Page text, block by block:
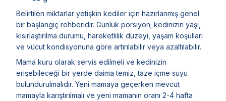
Belirtilen miktarlar yetişkin kediler için hazırlanmış genel
bir başlangıç rehberidir. Günlük porsiyon; kedinizin yaşı,
kısırlaştırılma durumu, hareketlilik düzeyi, yaşam koşulları
ve vücut kondisyonuna göre artırılabilir veya azaltılabilir.
Mama kuru olarak servis edilmeli ve kedinizin
erişebileceği bir yerde daima temiz, taze içme suyu
bulundurulmalıdır. Yeni mamaya geçerken mevcut
mamayla karıştırılmalı ve yeni mamanın oranı 2-4 hafta